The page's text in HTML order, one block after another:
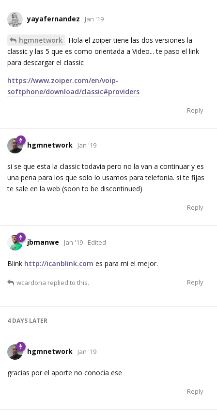
yayafernandez Jan '19
hgmnetwork
Hola el zoiper tiene las dos versiones la
classic y las 5 que es como orientada a Video... te paso el link
para descargar el classic
https://www.zoiper.com/en/voip-
softphone/download/classic#providers
Reply
hgmnetwork Jan '19
si se que esta la classic todavia pero no la van a continuar y es
una pena para los que solo lo usamos para telefonia. si te fijas
te sale en la web (soon to be discontinued)
Reply
jbmanwe Jan '19 Edited
Blink http://icanblink.com es para mi el mejor.
Reply
wcardona replied to this.
4 DAYS LATER
hgmnetwork Jan '19
gracias por el aporte no conocia ese
Reply